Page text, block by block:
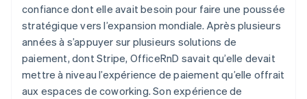
confiance dont elle avait besoin pour faire une poussée
stratégique vers l’expansion mondiale. Après plusieurs
années à s’appuyer sur plusieurs solutions de
paiement, dont Stripe, OfficeRnD savait qu’elle devait
mettre à niveau l’expérience de paiement qu’elle offrait
aux espaces de coworking. Son expérience de